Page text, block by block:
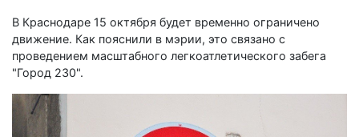
В Краснодаре 15 октября будет временно ограничено
движение. Как пояснили в мэрии, это связано с
проведением масштабного легкоатлетического забега
"Город 230".